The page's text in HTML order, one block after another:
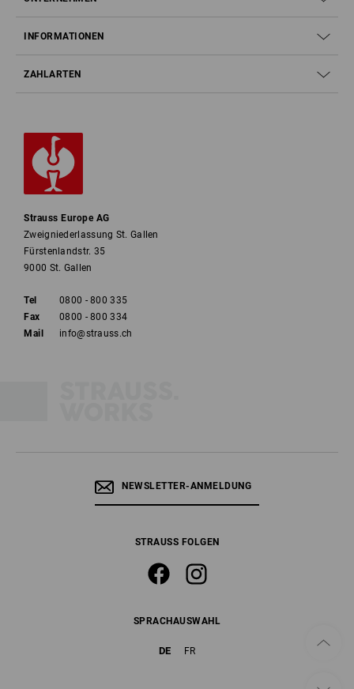
INFORMATIONEN
ZAHLARTEN
Strauss Europe AG
Zweigniederlassung St. Gallen
Fürstenlandstr. 35
9000 St. Gallen
Tel
0800 - 800 335
Fax
0800 - 800 334
Mail
info@strauss.ch
NEWSLETTER-ANMELDUNG
STRAUSS FOLGEN
SPRACHAUSWAHL
DE FR